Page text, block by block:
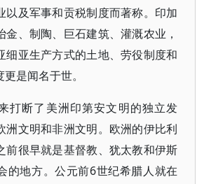
以及军事和贡税制度而著称。印加
金、制陶、巨石建筑、灌溉农业，
细亚生产方式的土地、劳役制度和
是闻名于世。
打断了美洲印第安文明的独立发
洲文明和非洲文明。欧洲的伊比利
前很早就是基督教、犹太教和伊斯
的地方。公元前6世纪希腊人就在